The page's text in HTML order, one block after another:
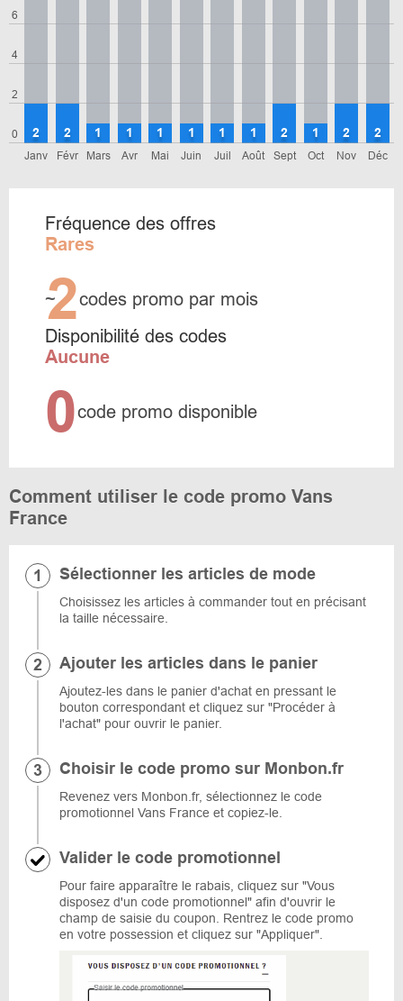
0
2
4
6
Janv
2
Févr
2
Mars
1
Avr
1
Mai
1
Juin
1
Juil
1
Août
1
Sept
2
Oct
1
Nov
2
Déc
2
Fréquence des offres
Rares
~
2codes promo par mois
Disponibilité des codes
Aucune
0code promo disponible
Comment utiliser le code promo Vans
France
Sélectionner les articles de mode
Choisissez les articles à commander tout en précisant
la taille nécessaire.
Ajouter les articles dans le panier
Ajoutez-les dans le panier d'achat en pressant le
bouton correspondant et cliquez sur "Procéder à
l'achat" pour ouvrir le panier.
Choisir le code promo sur Monbon.fr
Revenez vers Monbon.fr, sélectionnez le code
promotionnel Vans France et copiez-le.
Valider le code promotionnel
Pour faire apparaître le rabais, cliquez sur "Vous
disposez d'un code promotionnel" afin d'ouvrir le
champ de saisie du coupon. Rentrez le code promo
en votre possession et cliquez sur "Appliquer".